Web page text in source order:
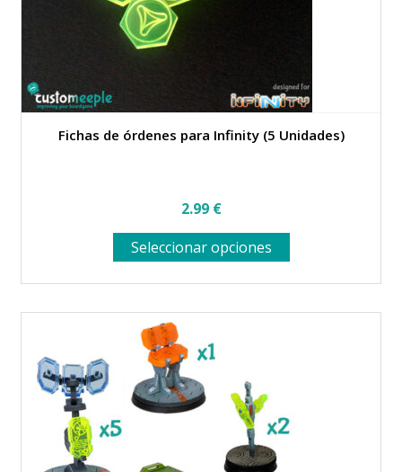
Fichas de órdenes para Infinity (5 Unidades)
2.99 €
Seleccionar opciones
producto
variantes.
en
la